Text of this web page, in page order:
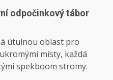
odpočinkový tábor
útulnou oblast pro
místy, každá
spekboom stromy.